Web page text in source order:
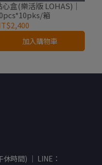
心盒(樂活版 LOHAS)｜
箱
加入購物車
時間) ｜ LINE：